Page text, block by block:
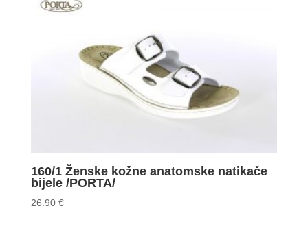
160/1 Ženske kožne anatomske natikače
bijele /PORTA/
26.90 €